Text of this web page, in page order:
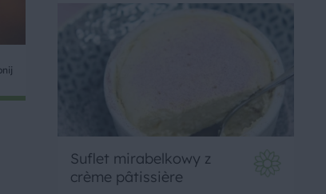
Suflet mirabelkowy z
crème pâtissière